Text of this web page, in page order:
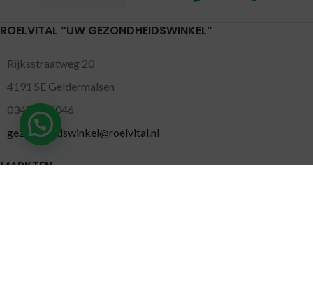
ROELVITAL “UW GEZONDHEIDSWINKEL”
Rijksstraatweg 20
4191 SE Geldermalsen
0345-701046
gezondheidswinkel@roelvital.nl
MARKTEN